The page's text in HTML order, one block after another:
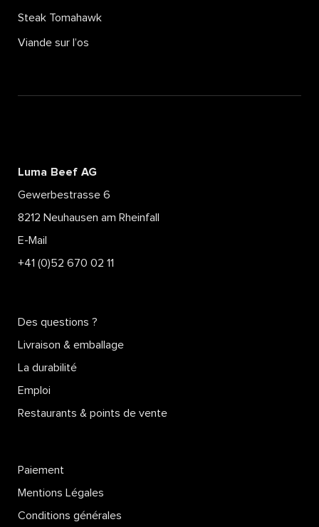
Steak Tomahawk
Viande sur l’os
Luma Beef AG
Gewerbestrasse 6
8212 Neuhausen am Rheinfall
E-Mail
+41 (0)52 670 02 11
Des questions ?
Livraison & emballage
La durabilité
Emploi
Restaurants & points de vente
Paiement
Mentions Légales
Conditions générales